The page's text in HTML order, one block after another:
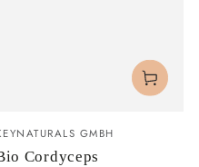
in:GMBH
Cordyceps